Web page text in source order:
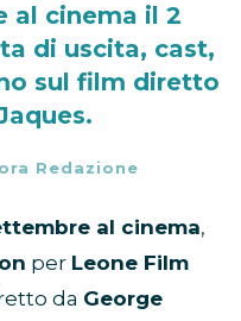
al cinema il 2
di uscita, cast,
sul film diretto
Redazione
al cinema,
per Leone Film
da George